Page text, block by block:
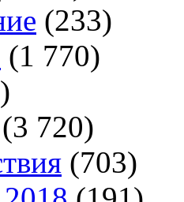
(233)
(1 770)
(3 720)
(703)